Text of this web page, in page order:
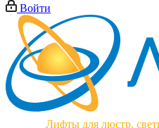
Войти
Лифты для люстр,